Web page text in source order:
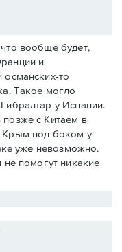
вообще будет,
и
османских-то
Такое могло
у Испании.
позже с Китаем в
Крым под боком у
уже невозможно.
не помогут никакие